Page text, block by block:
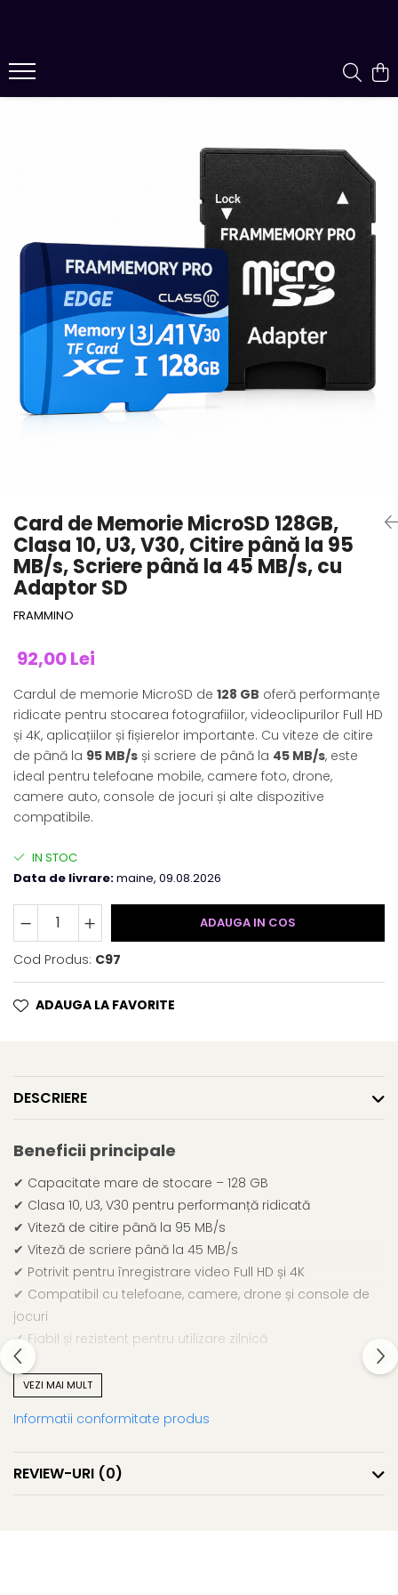
Card de Memorie MicroSD 128GB,
Clasa 10, U3, V30, Citire până la 95
MB/s, Scriere până la 45 MB/s, cu
Adaptor SD
FRAMMINO
92,00 Lei
Cardul de memorie MicroSD de 128 GB oferă performanțe
ridicate pentru stocarea fotografiilor, videoclipurilor Full HD
și 4K, aplicațiilor și fișierelor importante. Cu viteze de citire
de până la 95 MB/s și scriere de până la 45 MB/s, este
ideal pentru telefoane mobile, camere foto, drone,
camere auto, console de jocuri și alte dispozitive
compatibile.
IN STOC
Data de livrare:maine, 09.08.2026
ADAUGA IN COS
Cod Produs: C97
ADAUGA LA FAVORITE
DESCRIERE
Beneficii principale
✔ Capacitate mare de stocare – 128 GB
✔ Clasa 10, U3, V30 pentru performanță ridicată
✔ Viteză de citire până la 95 MB/s
✔ Viteză de scriere până la 45 MB/s
✔ Potrivit pentru înregistrare video Full HD și 4K
✔ Compatibil cu telefoane, camere, drone și console de
jocuri
✔ Fiabil și rezistent pentru utilizare zilnică
VEZI MAI MULT
Informatii conformitate produs
REVIEW-URI (0)